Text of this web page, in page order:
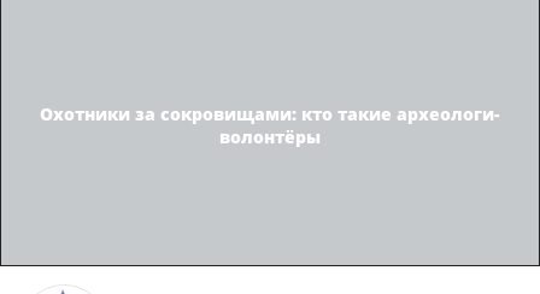
Охотники за сокровищами: кто такие археологи-
волонтёры